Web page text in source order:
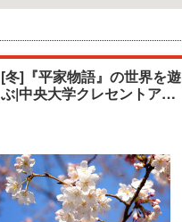
[冬]『平家物語』の世界を遊
ぶ|中央大学クレセントアカ